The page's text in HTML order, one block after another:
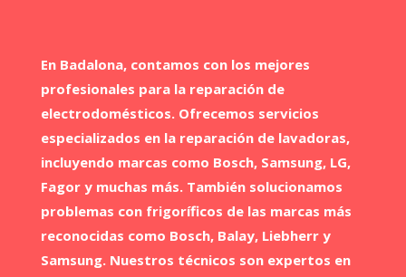
En Badalona​, contamos con los mejores
profesionales para la reparación de
electrodomésticos. Ofrecemos servicios
especializados en la reparación de lavadoras,
incluyendo marcas como Bosch, Samsung, LG,
Fagor y muchas más. También solucionamos
problemas con frigoríficos de las marcas más
reconocidas como Bosch, Balay, Liebherr y
Samsung. Nuestros técnicos son expertos en